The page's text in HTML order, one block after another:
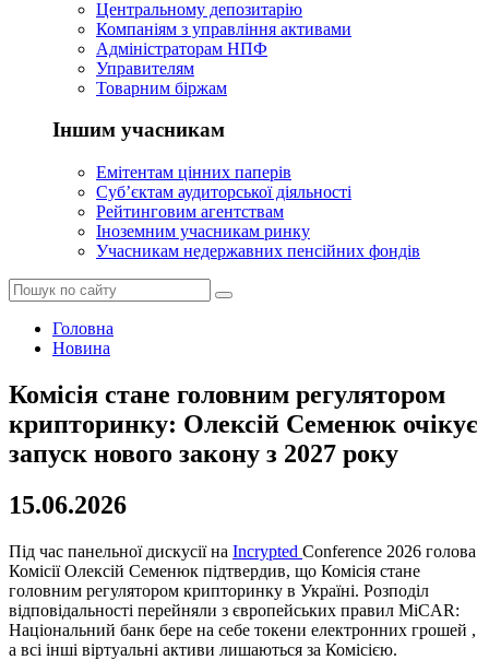
Центральному депозитарію
Компаніям з управління активами
Адміністраторам НПФ
Управителям
Товарним біржам
Іншим учасникам
Емітентам цінних паперів
Суб’єктам аудиторської діяльності
Рейтинговим агентствам
Іноземним учасникам ринку
Учасникам недержавних пенсійних фондів
Головна
Новина
Комісія стане головним регулятором
крипторинку: Олексій Семенюк очікує
запуск нового закону з 2027 року
15.06.2026
Під час панельної дискусії на Incrypted Conference 2026 голова
Комісії Олексій Семенюк підтвердив, що Комісія стане
головним регулятором крипторинку в Україні. Розподіл
відповідальності перейняли з європейських правил MiCAR:
Національний банк бере на себе токени електронних грошей ,
а всі інші віртуальні активи лишаються за Комісією.